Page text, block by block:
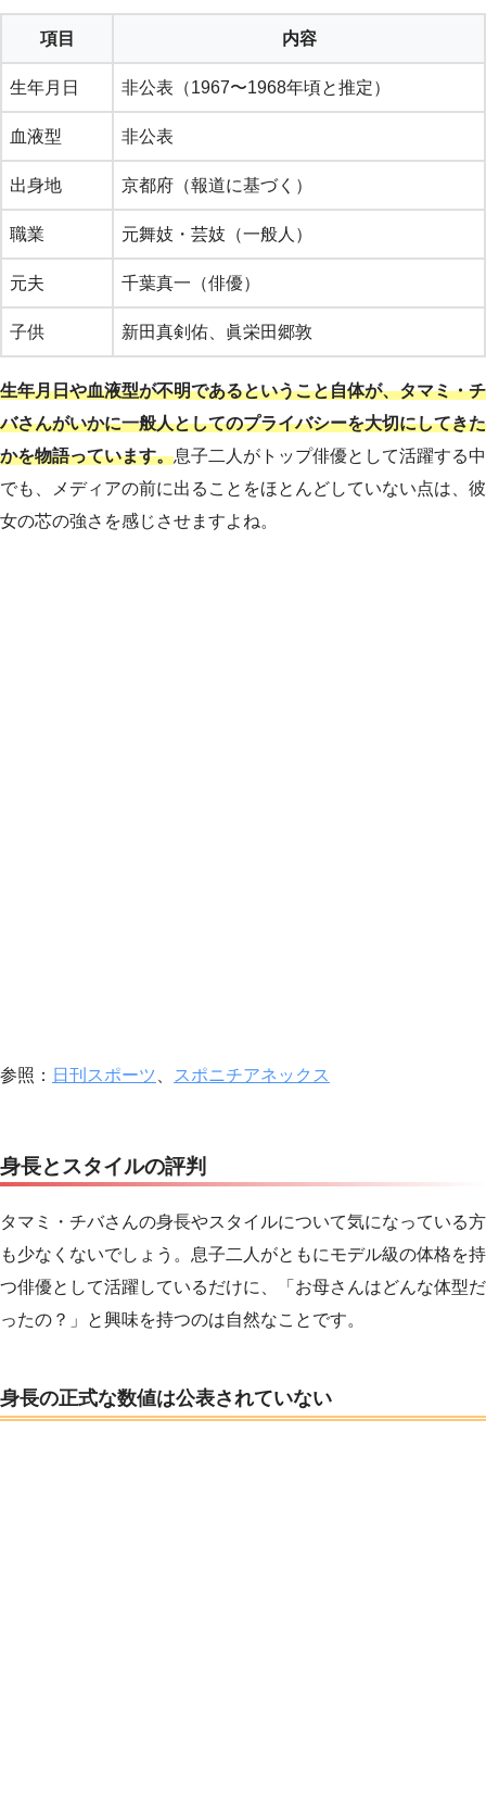
項目 内容
生年月日 非公表（1967〜1968年頃と推定）
血液型 非公表
出身地 京都府（報道に基づく）
職業 元舞妓・芸妓（一般人）
元夫 千葉真一（俳優）
子供 新田真剣佑、眞栄田郷敦
生年月日や血液型が不明であるということ自体が、タマミ・チ
バさんがいかに一般人としてのプライバシーを大切にしてきた
かを物語っています。息子二人がトップ俳優として活躍する中
でも、メディアの前に出ることをほとんどしていない点は、彼
女の芯の強さを感じさせますよね。
参照： 日刊スポーツ スポニチアネックス
身長とスタイルの評判
タマミ・チバさんの身長やスタイルについて気になっている方
も少なくないでしょう。息子二人がともにモデル級の体格を持
つ俳優として活躍しているだけに、「お母さんはどんな体型だ
ったの？」と興味を持つのは自然なことです。
身長の正式な数値は公表されていない